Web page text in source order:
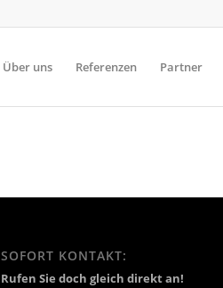
Über uns Referenzen Partner
SOFORT KONTAKT:
Rufen Sie doch gleich direkt an!